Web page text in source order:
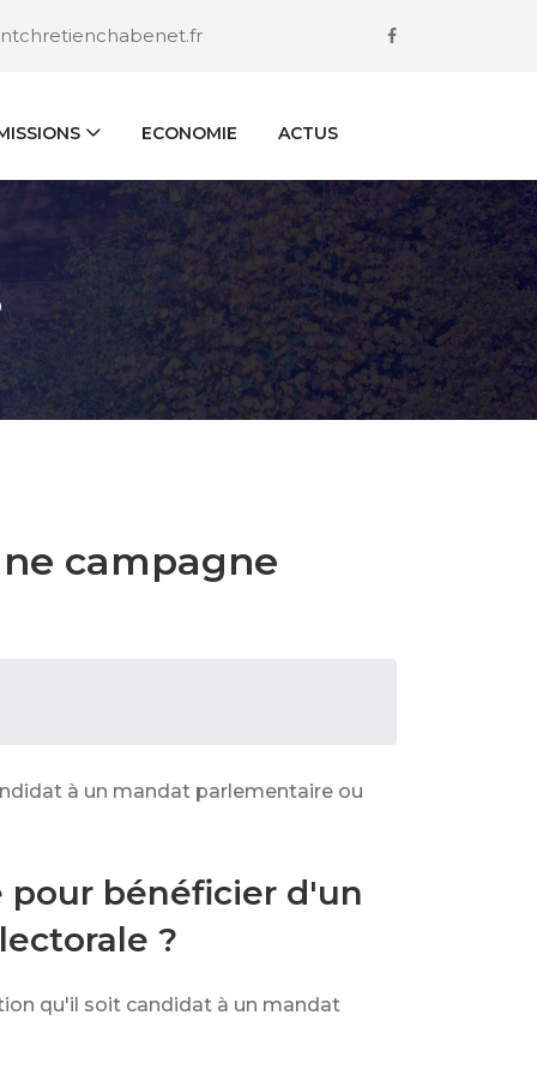
ECONOMIE ACTUS
campagne
à un mandat parlementaire ou
bénéficier d'un
?
qu'il soit candidat à un mandat